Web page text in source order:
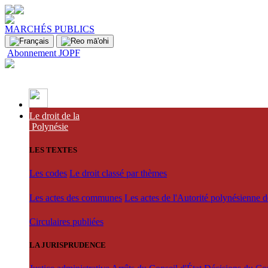
MARCHÉS PUBLICS
Abonnement JOPF
Le droit de la
Polynésie
LES TEXTES
Les codes Le droit classé par thèmes
Les actes des communes Les actes de l'Autorité polynésienne
Circulaires publiées
LA JURISPRUDENCE